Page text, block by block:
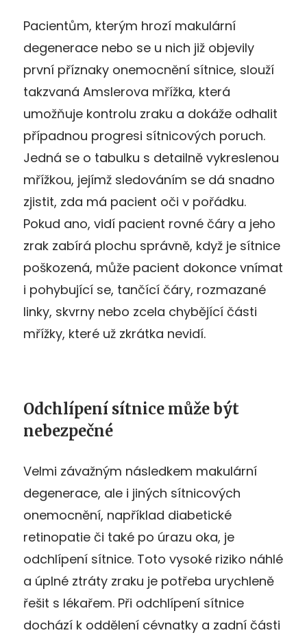
Pacientům, kterým hrozí makulární
degenerace nebo se u nich již objevily
první příznaky onemocnění sítnice, slouží
takzvaná Amslerova mřížka, která
umožňuje kontrolu zraku a dokáže odhalit
případnou progresi sítnicových poruch.
Jedná se o tabulku s detailně vykreslenou
mřížkou, jejímž sledováním se dá snadno
zjistit, zda má pacient oči v pořádku.
Pokud ano, vidí pacient rovné čáry a jeho
zrak zabírá plochu správně, když je sítnice
poškozená, může pacient dokonce vnímat
i pohybující se, tančící čáry, rozmazané
linky, skvrny nebo zcela chybějící části
mřížky, které už zkrátka nevidí.
Odchlípení sítnice může být
nebezpečné
Velmi závažným následkem makulární
degenerace, ale i jiných sítnicových
onemocnění, například diabetické
retinopatie či také po úrazu oka, je
odchlípení sítnice. Toto vysoké riziko náhlé
a úplné ztráty zraku je potřeba urychleně
řešit s lékařem. Při odchlípení sítnice
dochází k oddělení cévnatky a zadní části